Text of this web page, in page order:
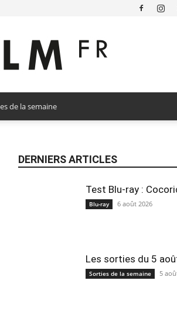
de la semaine
DERNIERS ARTICLES
Test Blu-ray :
Blu-ray 6 août 2026
Les sorties du 5
Sorties de la semaine 5